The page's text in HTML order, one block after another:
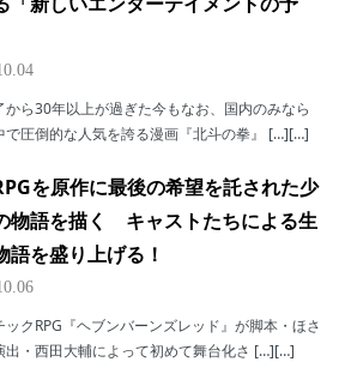
ら30年以上が過ぎた今もなお、国内のみなら
で圧倒的な人気を誇る漫画『北斗の拳』 […][…]
を原作に最後の希望を託された少
物語を描く キャストたちによる生
語を盛り上げる！
クRPG『ヘブンバーンズレッド』が脚本・ほさ
出・西田大輔によって初めて舞台化さ […][…]